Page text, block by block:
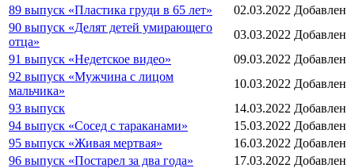
89 выпуск «Пластика груди в 65 лет»
02.03.2022 Добавлен
90 выпуск «Делят детей умирающего
отца»
03.03.2022 Добавлен
91 выпуск «Недетское видео»
09.03.2022 Добавлен
92 выпуск «Мужчина с лицом
мальчика»
10.03.2022 Добавлен
93 выпуск
14.03.2022 Добавлен
94 выпуск «Сосед с тараканами»
15.03.2022 Добавлен
95 выпуск «Живая мертвая»
16.03.2022 Добавлен
96 выпуск «Постарел за два года»
17.03.2022 Добавлен